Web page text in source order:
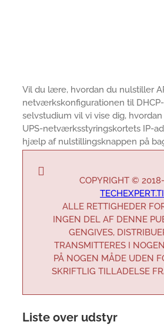
Vil du lære, hvordan du nulstiller
netværkskonfigurationen til
selvstudium vil vi vise dig,
UPS-netværksstyringskortets IP-
hjælp af nulstillingsknappen på
COPYRIGHT ©
ALLE RETTIGHEDER
INGEN DEL AF DENNE
GENGIVES,
TRANSMITTERES I
PÅ NOGEN MÅDE UDEN
SKRIFTLIG TILLADELSE
Liste over udstyr